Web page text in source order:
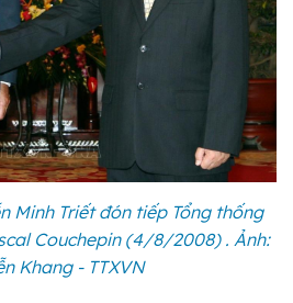
Minh Triết đón tiếp Tổng thống
Couchepin (4/8/2008) . Ảnh:
Khang - TTXVN